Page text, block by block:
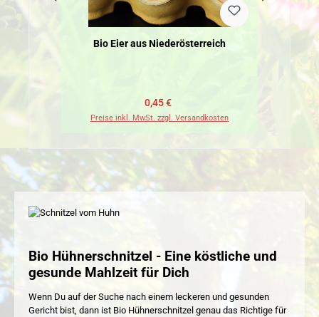
Bio Eier aus Niederösterreich
Verkaufspreis:
0,45 €
Preise inkl. MwSt. zzgl. Versandkosten
Bio Hühnerschnitzel - Eine köstliche und
gesunde Mahlzeit für Dich
Wenn Du auf der Suche nach einem leckeren und gesunden
Gericht bist, dann ist Bio Hühnerschnitzel genau das Richtige für